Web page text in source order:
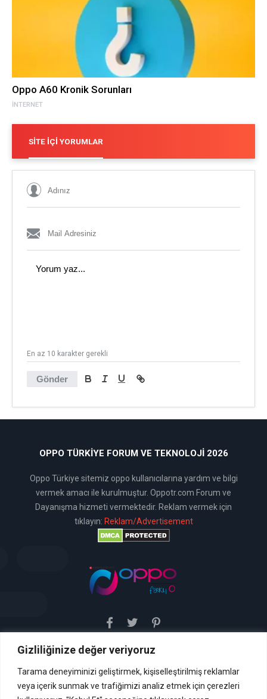
Gizliliğinize değer veriyoruz
Tarama deneyiminizi geliştirmek, kişiselleştirilmiş reklamlar
veya içerik sunmak ve trafiğimizi analiz etmek için çerezleri
İNTERNET
Oppo A60 Kronik Sorunları
SITE İÇI YORUMLAR
Gönder
En az 10 karakter gerekli
OPPO TÜRKIYE FORUM VE TEKNOLOJI 2026
Oppo Türkiye sitemiz oppo kullanıcılarına yardım ve bilgi
vermek amacı ile kurulmuştur. Oppotr.com Forum ve
Dayanışma hizmeti vermektedir. Reklam vermek için
tıklayın: Reklam/Advertisement
Sitemiz uyar / kaldır prensibini benimsemiştir. Sitemiz,
hizmetini vermektedir. Bu yasaya göre, Site yönetimi
hukuka aykırı içerikleri kontrol etme yükümlülüğü yoktur. Bu
nedenle, web sitemiz uyar / kaldır prensibini